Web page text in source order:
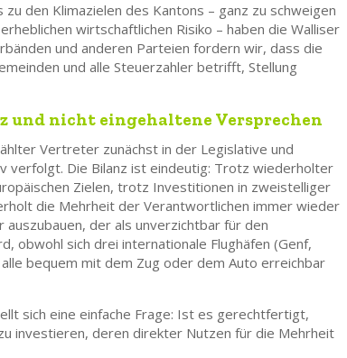
den Klimazielen des Kantons – ganz zu schweigen
wirtschaftlichen Risiko – haben die Walliser
und anderen Parteien fordern wir, dass die
und alle Steuerzahler betrifft, Stellung
und nicht eingehaltene Versprechen
Vertreter zunächst in der Legislative und
verfolgt. Die Bilanz ist eindeutig: Trotz wiederholter
Zielen, trotz Investitionen in zweistelliger
die Mehrheit der Verantwortlichen immer wieder
der als unverzichtbar für den
obwohl sich drei internationale Flughäfen (Genf,
bequem mit dem Zug oder dem Auto erreichbar
sich eine einfache Frage: Ist es gerechtfertigt,
investieren, deren direkter Nutzen für die Mehrheit